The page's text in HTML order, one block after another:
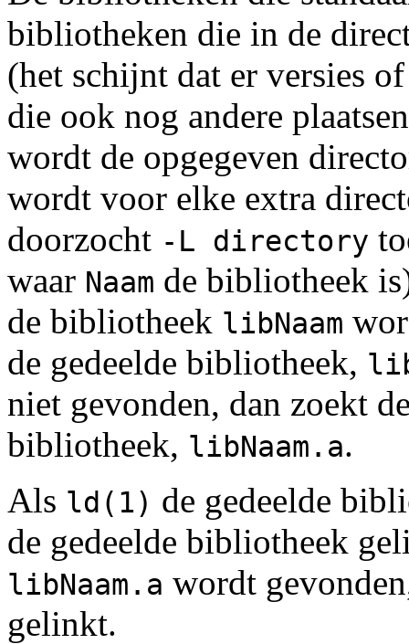
bibliotheken die in de
(het schijnt dat er versies
die ook nog andere
wordt de opgegeven
wordt voor elke extra
doorzocht -L directory
waar Naam de bibliotheek
de bibliotheek libNaam
de gedeelde bibliotheek,
niet gevonden, dan zoekt
bibliotheek, libNaam.a.
Als ld(1) de gedeelde
de gedeelde bibliotheek
libNaam.a wordt
gelinkt.